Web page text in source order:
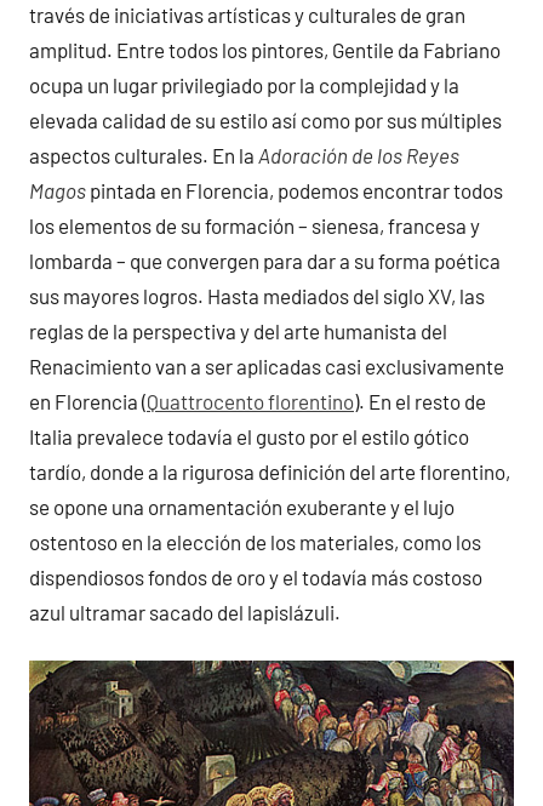
través de iniciativas artísticas y culturales de gran
amplitud. Entre todos los pintores, Gentile da Fabriano
ocupa un lugar privilegiado por la complejidad y la
elevada calidad de su estilo así como por sus múltiples
aspectos culturales. En la Adoración de los Reyes
Magos pintada en Florencia, podemos encontrar todos
los elementos de su formación – sienesa, francesa y
lombarda – que convergen para dar a su forma poética
sus mayores logros. Hasta mediados del siglo XV, las
reglas de la perspectiva y del arte humanista del
Renacimiento van a ser aplicadas casi exclusivamente
en Florencia (Quattrocento florentino). En el resto de
Italia prevalece todavía el gusto por el estilo gótico
tardío, donde a la rigurosa definición del arte florentino,
se opone una ornamentación exuberante y el lujo
ostentoso en la elección de los materiales, como los
dispendiosos fondos de oro y el todavía más costoso
azul ultramar sacado del lapislázuli.